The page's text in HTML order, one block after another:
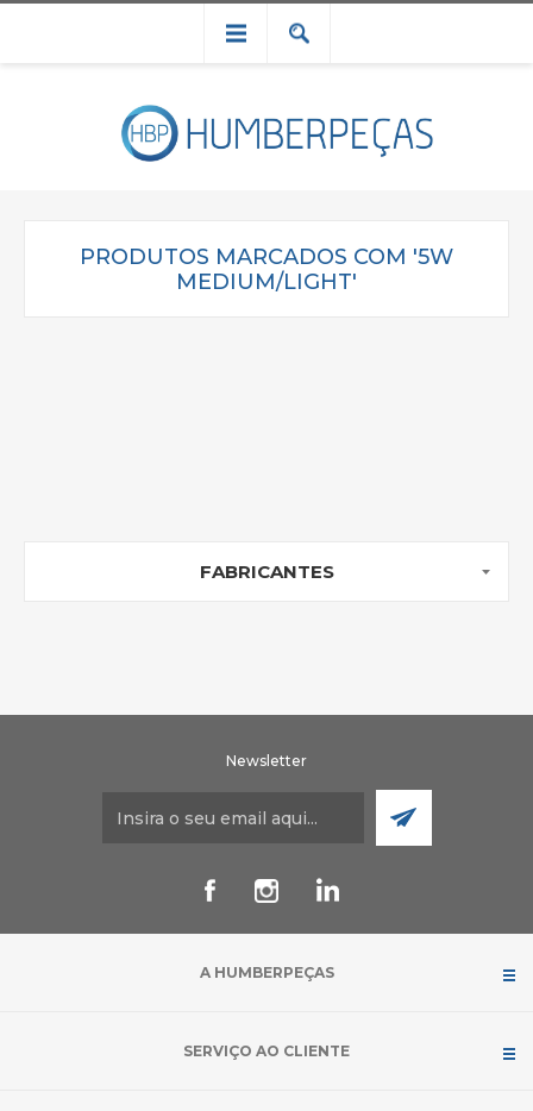
PRODUTOS MARCADOS COM '5W
MEDIUM/LIGHT'
FABRICANTES
Newsletter
A HUMBERPEÇAS
SERVIÇO AO CLIENTE